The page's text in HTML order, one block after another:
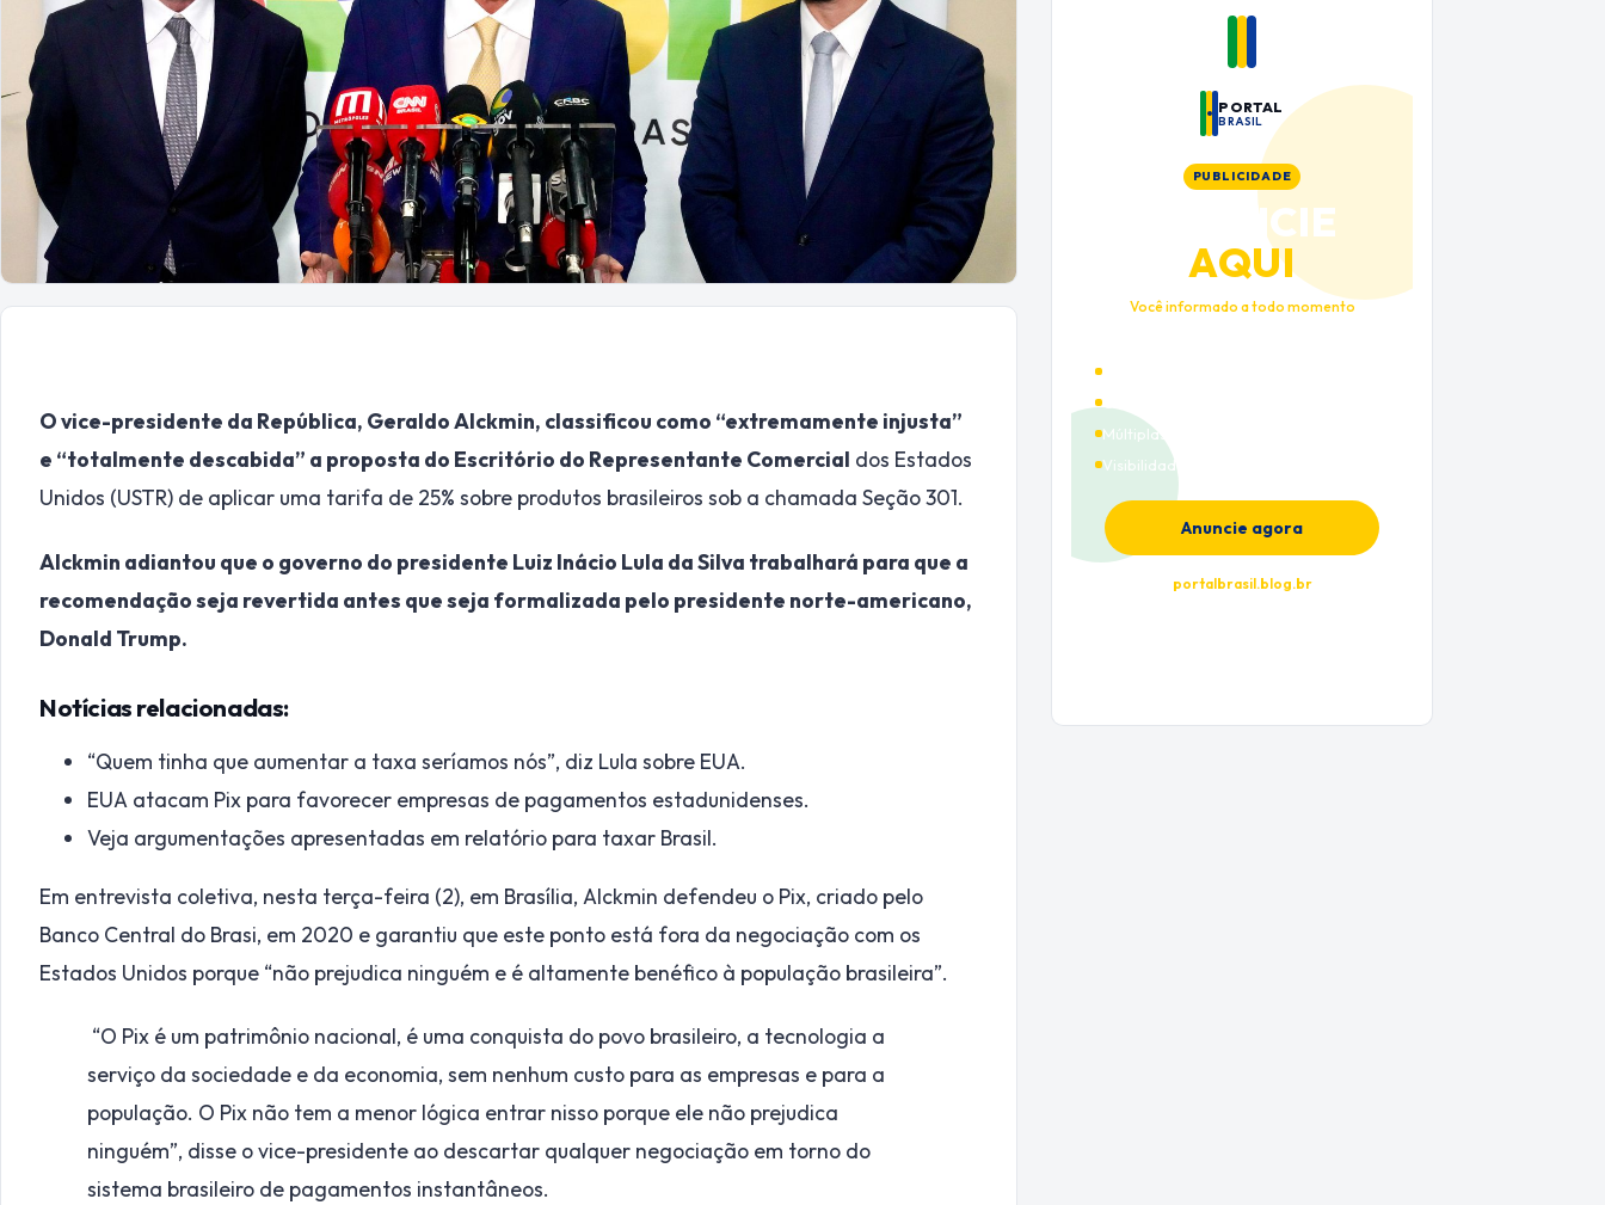
O vice-presidente da República, Geraldo Alckmin, classificou como “extremamente injusta”
e “totalmente descabida” a proposta do Escritório do Representante Comercial dos Estados
Unidos (USTR) de aplicar uma tarifa de 25% sobre produtos brasileiros sob a chamada Seção 301.
Alckmin adiantou que o governo do presidente Luiz Inácio Lula da Silva trabalhará para que a
recomendação seja revertida antes que seja formalizada pelo presidente norte-americano,
Donald Trump.
Notícias relacionadas:
“Quem tinha que aumentar a taxa seríamos nós”, diz Lula sobre EUA.
EUA atacam Pix para favorecer empresas de pagamentos estadunidenses.
Veja argumentações apresentadas em relatório para taxar Brasil.
Em entrevista coletiva, nesta terça-feira (2), em Brasília, Alckmin defendeu o Pix, criado pelo
Banco Central do Brasi, em 2020 e garantiu que este ponto está fora da negociação com os
Estados Unidos porque “não prejudica ninguém e é altamente benéfico à população brasileira”.
“O Pix é um patrimônio nacional, é uma conquista do povo brasileiro, a tecnologia a
serviço da sociedade e da economia, sem nenhum custo para as empresas e para a
população. O Pix não tem a menor lógica entrar nisso porque ele não prejudica
ninguém”, disse o vice-presidente ao descartar qualquer negociação em torno do
sistema brasileiro de pagamentos instantâneos.
PORTAL
BRASIL
PUBLICIDADE
ANUNCIE
AQUI
Você informado a todo momento
Cobertura nacional
Múltiplas categorias
Visibilidade premium
Anuncie agora
portalbrasil.blog.br